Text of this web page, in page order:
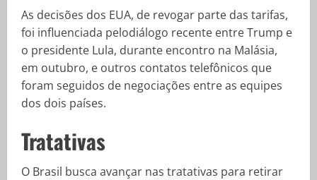
As decisões dos EUA, de revogar parte das tarifas,
foi influenciada pelodiálogo recente entre Trump e
o presidente Lula, durante encontro na Malásia,
em outubro, e outros contatos telefônicos que
foram seguidos de negociações entre as equipes
dos dois países.
Tratativas
O Brasil busca avançar nas tratativas para retirar